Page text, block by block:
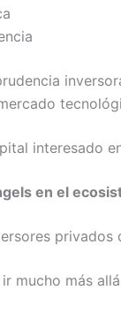
interesado
en el
mucho más